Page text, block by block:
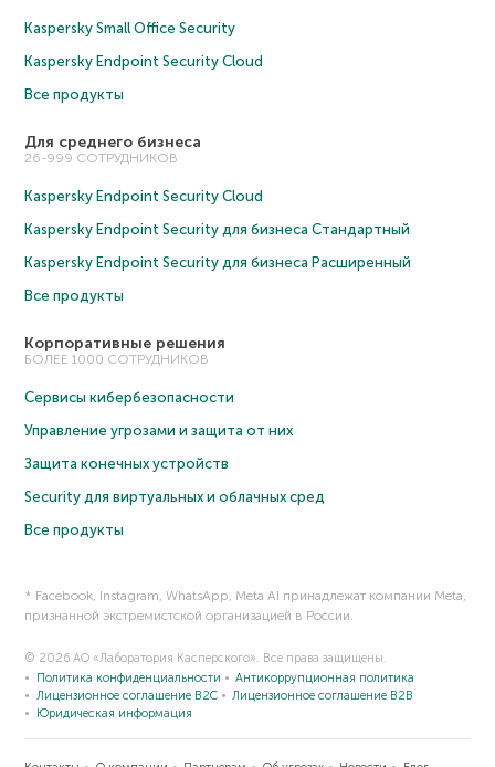
Kaspersky Small Office Security
Kaspersky Endpoint Security Cloud
Все продукты
Для среднего бизнеса
26-999 СОТРУДНИКОВ
Kaspersky Endpoint Security Cloud
Kaspersky Endpoint Security для бизнеса Cтандартный
Kaspersky Endpoint Security для бизнеса Расширенный
Все продукты
Корпоративные решения
БОЛЕЕ 1000 СОТРУДНИКОВ
Сервисы кибербезопасности
Управление угрозами и защита от них
Защита конечных устройств
Security для виртуальных и облачных сред
Все продукты
* Facebook, Instagram, WhatsApp, Meta AI принадлежат компании Meta,
признанной экстремистской организацией в России.
© 2026 АО «Лаборатория Касперского». Все права защищены.
Политика конфиденциальности
Антикоррупционная политика
Лицензионное соглашение B2C
Лицензионное соглашение B2B
Юридическая информация